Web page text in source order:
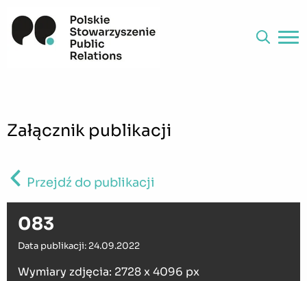
Załącznik publikacji
Przejdź do publikacji
083
Data publikacji: 24.09.2022
Wymiary zdjęcia: 2728 x 4096 px